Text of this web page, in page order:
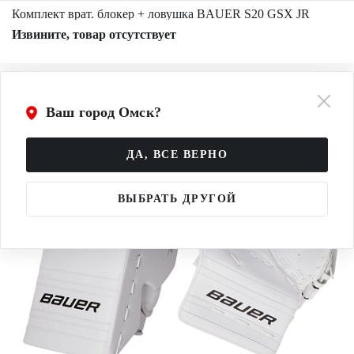
Ваш город Омск?
ДА, ВСЕ ВЕРНО
ВЫБРАТЬ ДРУГОЙ
Комплект врат. блокер + ловушка BAUER S20 GSX JR
Извините, товар отсутствует